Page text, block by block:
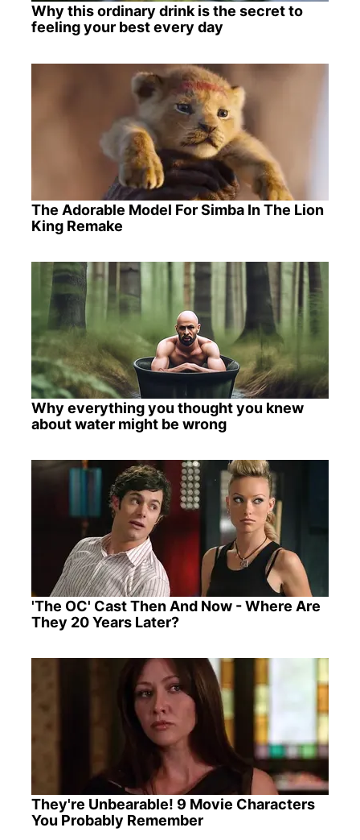
Why this ordinary drink is the secret to
feeling your best every day
The Adorable Model For Simba In The Lion
King Remake
Why everything you thought you knew
about water might be wrong
'The OC' Cast Then And Now - Where Are
They 20 Years Later?
They're Unbearable! 9 Movie Characters
You Probably Remember